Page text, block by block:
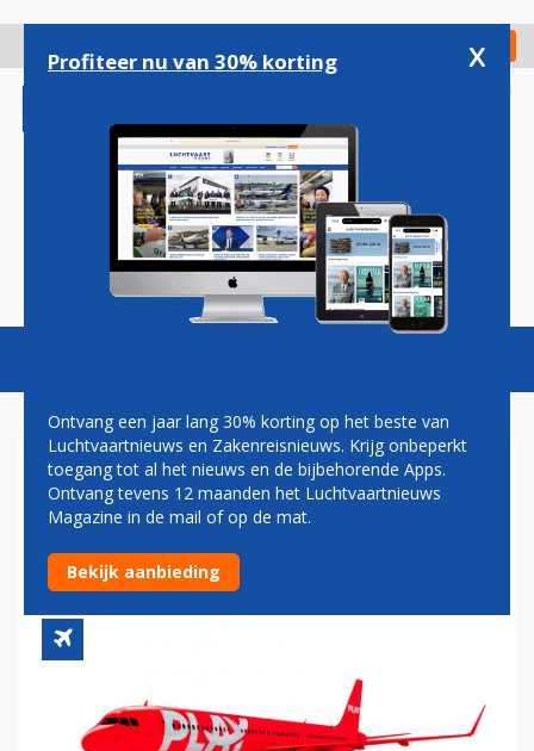
gaan
Check in
Magazine Podcasts Vacatures
PLAY AIRLINES HEEFT AOC
BINNEN EN WIL OOK NAAR
SCHIPHOL
Profiteer nu van 30% korting x
Ontvang een jaar lang 30% korting op het beste van
Luchtvaartnieuws en Zakenreisnieuws. Krijg onbeperkt
toegang tot al het nieuws en de bijbehorende Apps.
Ontvang tevens 12 maanden het Luchtvaartnieuws
Magazine in de mail of op de mat.
Bekijk aanbieding